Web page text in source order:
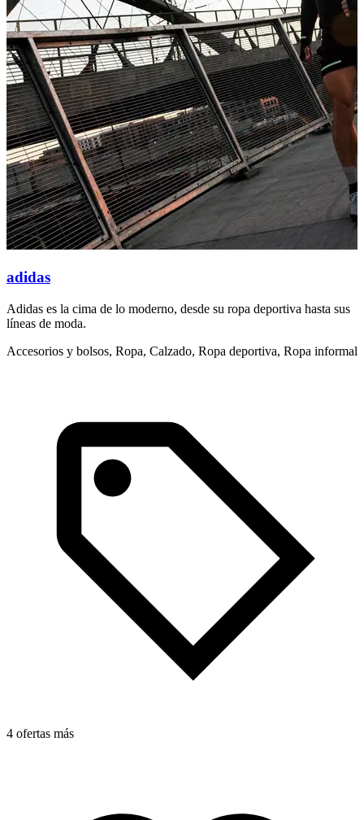
adidas
Adidas es la cima de lo moderno, desde su ropa deportiva hasta sus
líneas de moda.
Accesorios y bolsos, Ropa, Calzado, Ropa deportiva, Ropa informal
4 ofertas más